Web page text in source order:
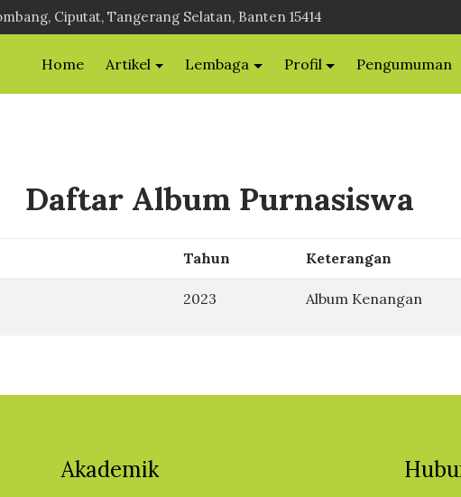
Ciputat, Tangerang Selatan, Banten 15414
Home Artikel Lembaga Profil Pengumuman
Daftar Album Purnasiswa
Tahun Keterangan
2023 Album Kenangan
Akademik